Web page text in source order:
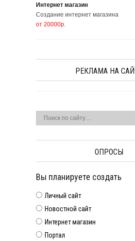
Интернет магазин
Создание интернет магазина
от 20000р.
РЕКЛАМА НА
ОПРОСЫ
Вы планируете создать
Личный сайт
Новостной сайт
Интернет магазин
Портал